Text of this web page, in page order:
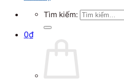
Tìm kiếm:
0₫